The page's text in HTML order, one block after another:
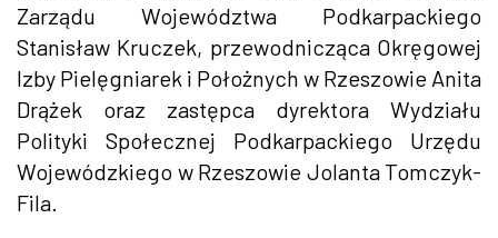
Zarządu Województwa Podkarpackiego
Stanisław Kruczek, przewodnicząca Okręgowej
Izby Pielęgniarek i Położnych w Rzeszowie Anita
Drążek oraz zastępca dyrektora Wydziału
Polityki Społecznej Podkarpackiego Urzędu
Wojewódzkiego w Rzeszowie Jolanta Tomczyk-
Fila.